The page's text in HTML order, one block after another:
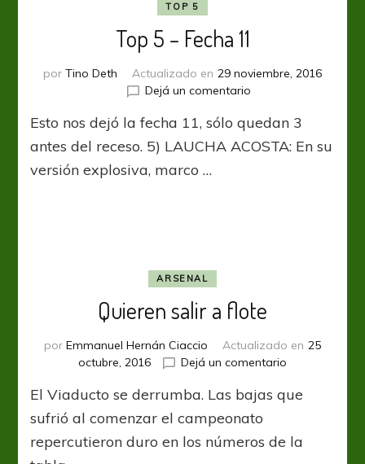
TOP 5
Top 5 – Fecha 11
por Tino Deth Actualizado en 29 noviembre, 2016
Dejá un comentarioen
5
–
Esto nos dejó la fecha 11, sólo quedan 3
antes del receso. 5) LAUCHA ACOSTA: En su
versión explosiva, marco …
ARSENAL
Quieren salir a flote
por Emmanuel Hernán Ciaccio Actualizado en 25
octubre, 2016
Dejá un comentario
salir
El Viaducto se derrumba. Las bajas que
sufrió al comenzar el campeonato
repercutieron duro en los números de la